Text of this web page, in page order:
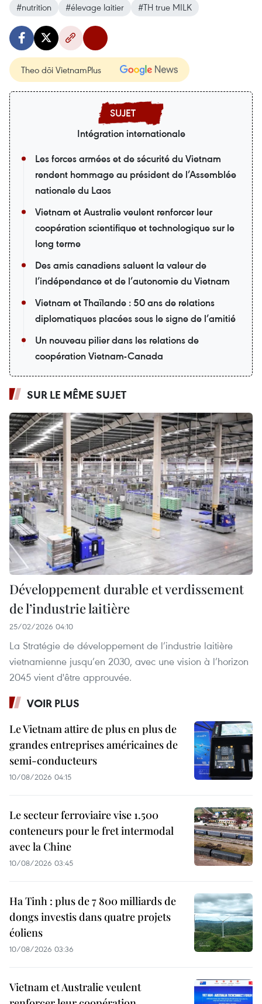
#nutrition
#élevage laitier #TH true MILK
Theo dõi VietnamPlus
Intégration internationale
Les forces armées et de sécurité du Vietnam
rendent hommage au président de l’Assemblée
nationale du Laos
Vietnam et Australie veulent renforcer leur
coopération scientifique et technologique sur le
long terme
Des amis canadiens saluent la valeur de
l’indépendance et de l’autonomie du Vietnam
Vietnam et Thaïlande : 50 ans de relations
diplomatiques placées sous le signe de l’amitié
Un nouveau pilier dans les relations de
coopération Vietnam-Canada
SUR LE MÊME SUJET
Développement durable et verdissement
de l’industrie laitière
25/02/2026 04:10
La Stratégie de développement de l’industrie laitière
vietnamienne jusqu’en 2030, avec une vision à l’horizon
2045 vient d'être approuvée.
VOIR PLUS
Le Vietnam attire de plus en plus de
grandes entreprises américaines de
semi-conducteurs
10/08/2026 04:15
Le secteur ferroviaire vise 1.500
conteneurs pour le fret intermodal
avec la Chine
10/08/2026 03:45
Ha Tinh : plus de 7 800 milliards de
dongs investis dans quatre projets
éoliens
10/08/2026 03:36
Vietnam et Australie veulent